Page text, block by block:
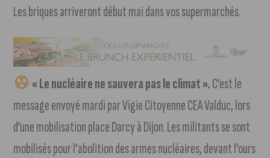
Les briques arriveront début mai dans vos supermarchés.
« Le nucléaire ne sauvera pas le climat ».C’est le
message envoyé mardi par Vigie Citoyenne CEA Valduc, lors
d’une mobilisation place Darcy à Dijon. Les militants se sont
mobilisés pour l’abolition des armes nucléaires, devant l’ours